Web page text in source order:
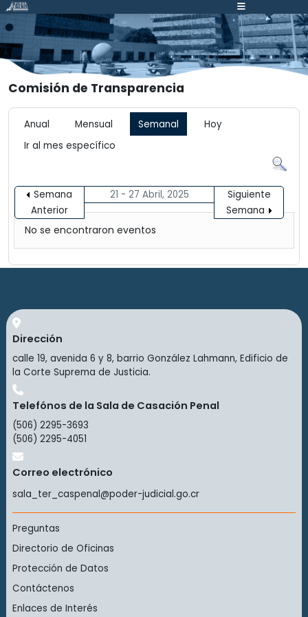
Atención:
Este
sitio
cuenta
un
sistema
accesibilidad.
Comisión de Transparencia
Anual Mensual Semanal
Hoy
Ir al mes específico
Semana
Anterior
21 - 27 Abril, 2025
Siguiente
Semana
No se encontraron eventos
Dirección
calle 19, avenida 6 y 8, barrio González Lahmann, Edificio de
la Corte Suprema de Justicia.
Telefónos de la Sala de Casación Penal
(506) 2295-3693
(506) 2295-4051
Correo electrónico
sala_ter_caspenal@poder-judicial.go.cr
Preguntas
Directorio de Oficinas
Protección de Datos
Contáctenos
Enlaces de Interés